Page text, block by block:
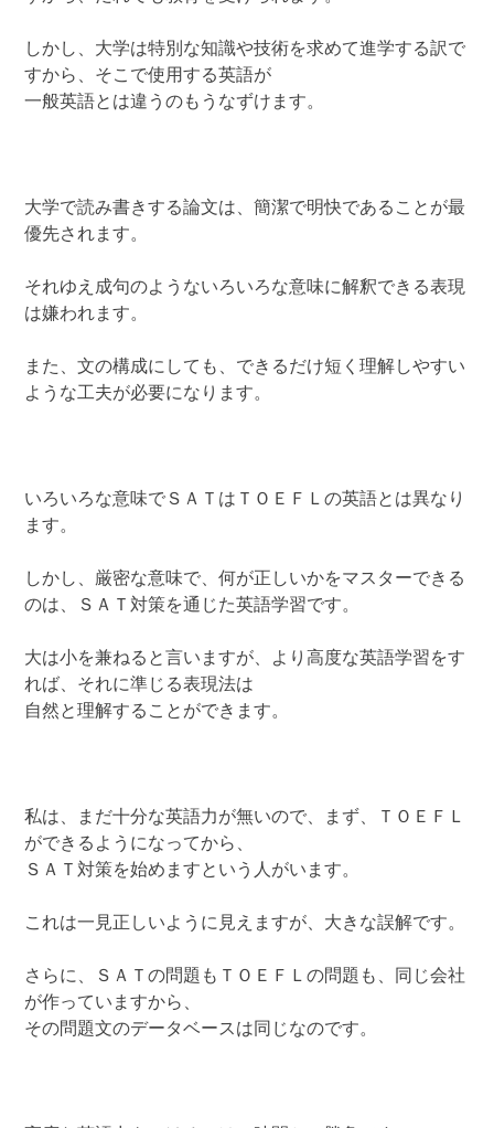
しかし、大学は特別な知識や技術を求めて進学する訳で
すから、そこで使用する英語が
一般英語とは違うのもうなずけます。
大学で読み書きする論文は、簡潔で明快であることが最
優先されます。
それゆえ成句のようないろいろな意味に解釈できる表現
は嫌われます。
また、文の構成にしても、できるだけ短く理解しやすい
ような工夫が必要になります。
いろいろな意味でＳＡＴはＴＯＥＦＬの英語とは異なり
ます。
しかし、厳密な意味で、何が正しいかをマスターできる
のは、ＳＡＴ対策を通じた英語学習です。
大は小を兼ねると言いますが、より高度な英語学習をす
れば、それに準じる表現法は
自然と理解することができます。
私は、まだ十分な英語力が無いので、まず、ＴＯＥＦＬ
ができるようになってから、
ＳＡＴ対策を始めますという人がいます。
これは一見正しいように見えますが、大きな誤解です。
さらに、ＳＡＴの問題もＴＯＥＦＬの問題も、同じ会社
が作っていますから、
その問題文のデータベースは同じなのです。